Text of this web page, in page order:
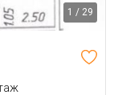
1 / 29